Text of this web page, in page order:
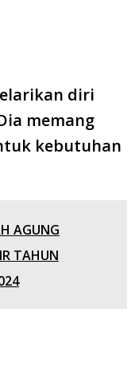
diri
memang
kebutuhan
AGUNG
TAHUN